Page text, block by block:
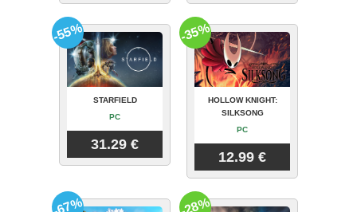
STARFIELD
PC
31.29 €
-55%
HOLLOW KNIGHT:
SILKSONG
PC
12.99 €
-35%
-67% -28%